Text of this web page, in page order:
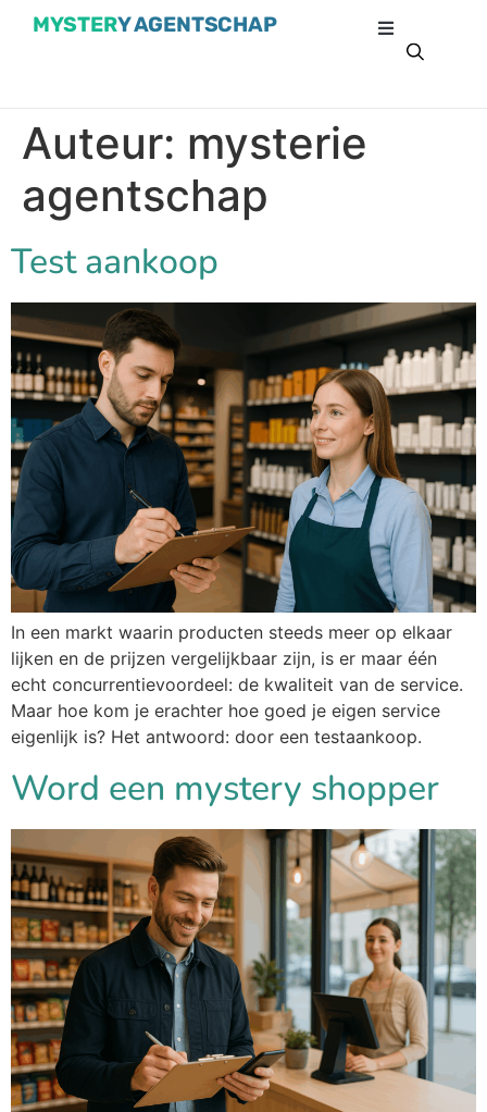
MYSTERY AGENTSCHAP
Auteur: mysterie
agentschap
Test aankoop
In een markt waarin producten steeds meer op elkaar
lijken en de prijzen vergelijkbaar zijn, is er maar één
echt concurrentievoordeel: de kwaliteit van de service.
Maar hoe kom je erachter hoe goed je eigen service
eigenlijk is? Het antwoord: door een testaankoop.
Word een mystery shopper